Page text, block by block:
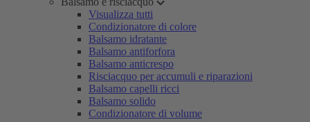
Visualizza tutti
Condizionatore di colore
Balsamo idratante
Balsamo antiforfora
Balsamo anticrespo
Risciacquo per accumuli e riparazioni
Balsamo capelli ricci
Balsamo solido
Condizionatore di volume